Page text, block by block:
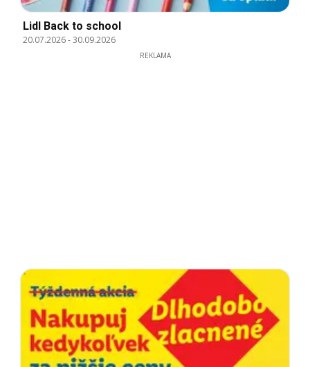
Lidl Back to school
20.07.2026-30.09.2026
REKLAMA